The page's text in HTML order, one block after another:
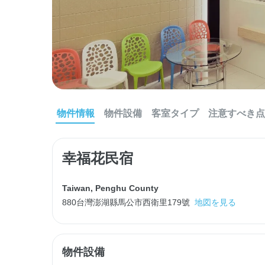
物件情報 物件設備 客室タイプ 注意すべき点
幸福花民宿
Taiwan, Penghu County
880台灣澎湖縣馬公市西衛里179號 地図を見る
物件設備